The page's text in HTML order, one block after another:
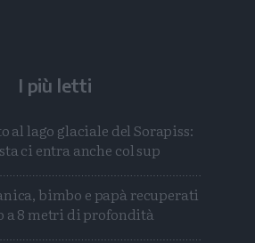
I più letti
al lago glaciale del Sorapiss:
ci entra anche col sup
bimbo e papà recuperati
a 8 metri di profondità